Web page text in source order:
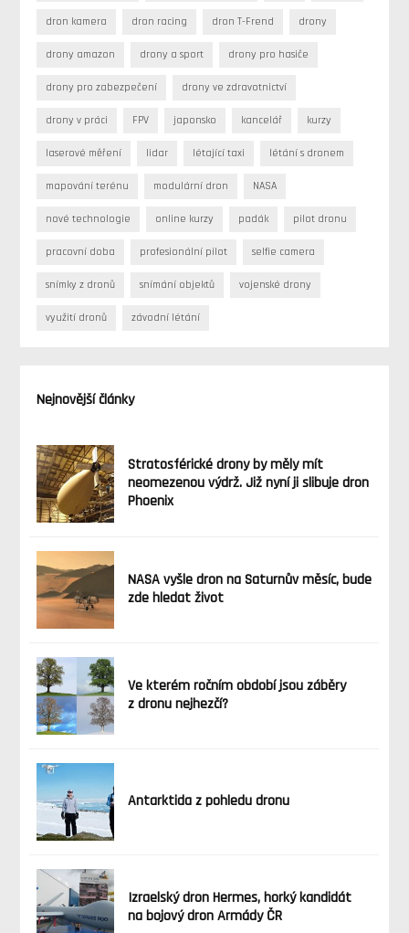
dron kamera dron racing dron T-Frend drony
drony amazon drony a sport drony pro hasiče
drony pro zabezpečení drony ve zdravotnictví
drony v práci FPV japonsko kancelář kurzy
laserové měření lidar létající taxi létání s dronem
mapování terénu modulární dron NASA
nové technologie online kurzy padák pilot dronu
pracovní doba profesionální pilot selfie camera
snímky z dronů snímání objektů vojenské drony
využití dronů závodní létání
Nejnovější články
Stratosférické drony by měly mít
neomezenou výdrž. Již nyní ji slibuje dron
Phoenix
NASA vyšle dron na Saturnův měsíc, bude
zde hledat život
Ve kterém ročním období jsou záběry
z dronu nejhezčí?
Antarktida z pohledu dronu
Izraelský dron Hermes, horký kandidát
na bojový dron Armády ČR